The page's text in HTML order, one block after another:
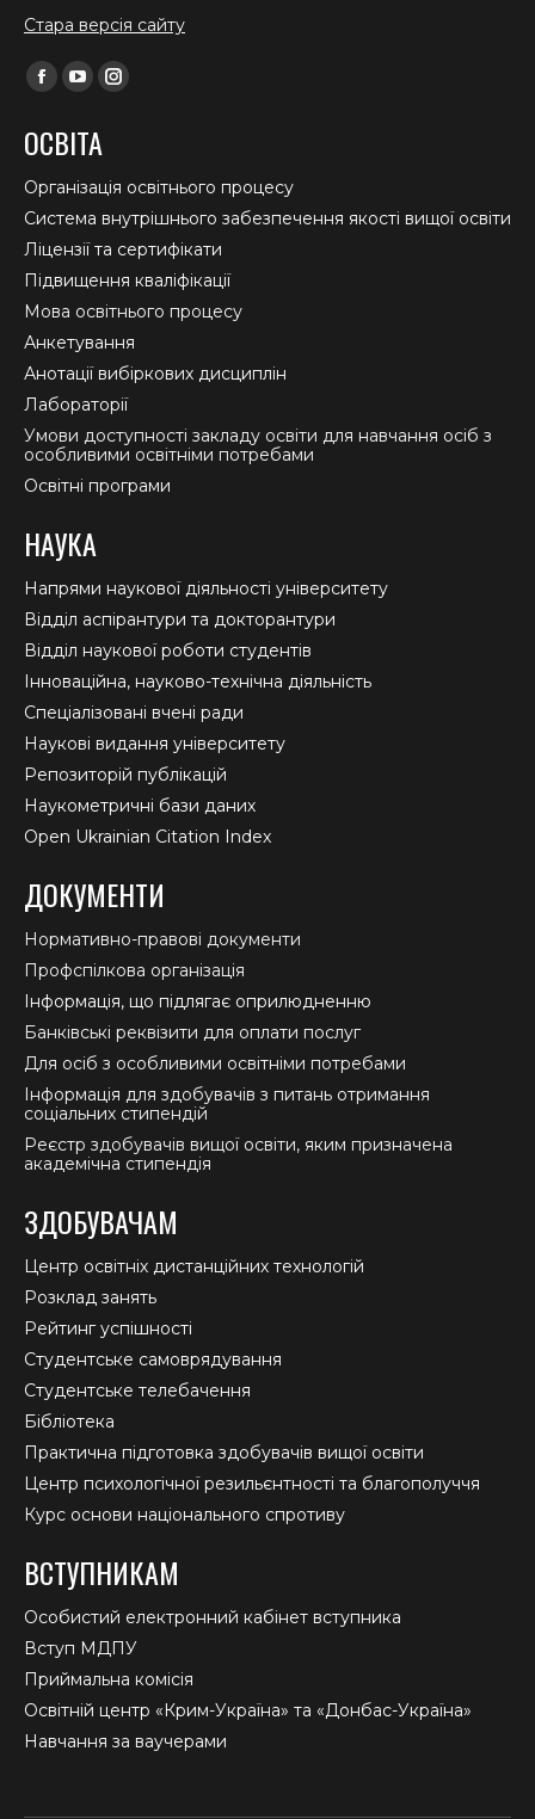
Стара версія сайту
Find us on:
Facebook
opens
in
new
window
YouTube
opens
in
new
window
Instagram
in
new
window
ОСВІТА
Організація освітнього процесу
Система внутрішнього забезпечення якості вищої освіти
Ліцензії та сертифікати
Підвищення кваліфікації
Мова освітнього процесу
Анкетування
Анотації вибіркових дисциплін
Лабораторії
Умови доступності закладу освіти для навчання осіб з
особливими освітніми потребами
Освітні програми
НАУКА
Напрями наукової діяльності університету
Відділ аспірантури та докторантури
Відділ наукової роботи студентів
Інноваційна, науково-технічна діяльність
Спеціалізовані вчені ради
Наукові видання університету
Репозиторій публікацій
Наукометричні бази даних
Open Ukrainian Citation Index
ДОКУМЕНТИ
Нормативно-правові документи
Профспілкова організація
Інформація, що підлягає оприлюдненню
Банківські реквізити для оплати послуг
Для осіб з особливими освітніми потребами
Інформація для здобувачів з питань отримання
соціальних стипендій
Реєстр здобувачів вищої освіти, яким призначена
академічна стипендія
ЗДОБУВАЧАМ
Центр освітніх дистанційних технологій
Розклад занять
Рейтинг успішності
Студентське самоврядування
Студентське телебачення
Бібліотека
Практична підготовка здобувачів вищої освіти
Центр психологічної резильєнтності та благополуччя
Курс основи національного спротиву
ВСТУПНИКАМ
Особистий електронний кабінет вступника
Вступ МДПУ
Приймальна комісія
Освітній центр «Крим-Україна» та «Донбас-Україна»
Навчання за ваучерами